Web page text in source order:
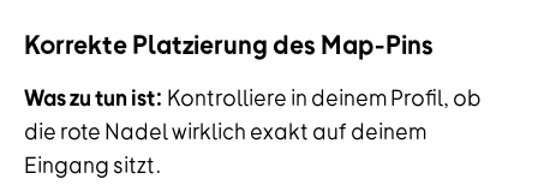
Korrekte Platzierung des Map-Pins
Was zu tun ist: Kontrolliere in deinem Profil, ob
die rote Nadel wirklich exakt auf deinem
Eingang sitzt.